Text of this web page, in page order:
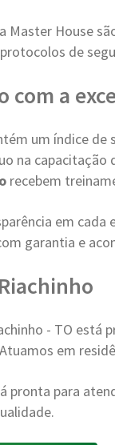
Master House
de
com a
um índice
na capacitação
recebem
em
garantia e
- TO está
em
pronta para